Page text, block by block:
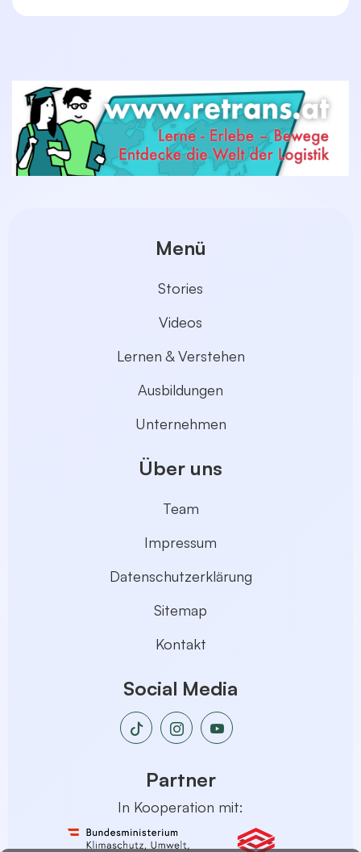
Menü
Stories
Videos
Lernen & Verstehen
Ausbildungen
Unternehmen
Über uns
Team
Impressum
Datenschutzerklärung
Sitemap
Kontakt
Social Media
Partner
In Kooperation mit: